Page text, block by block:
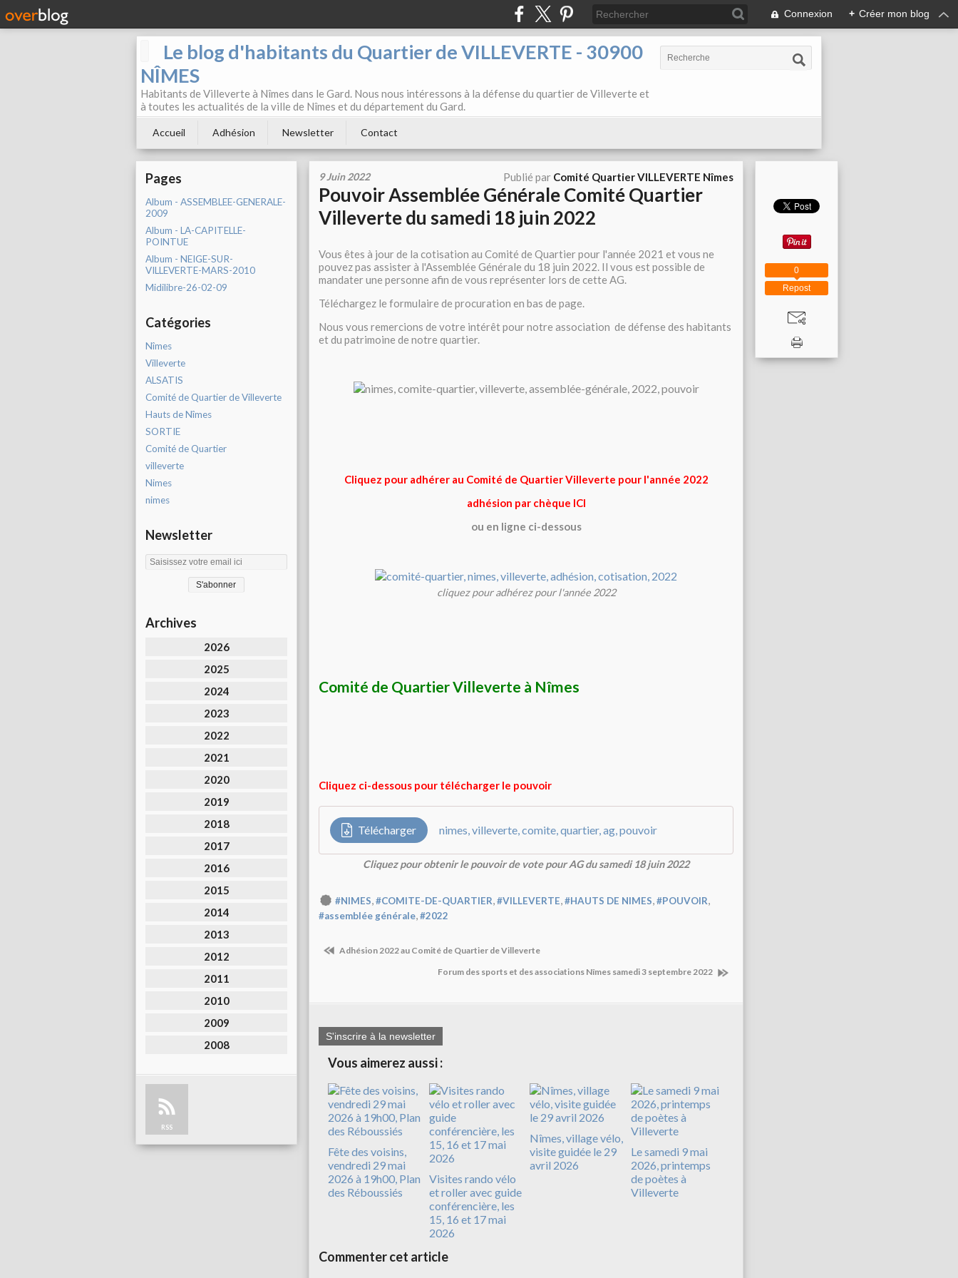
Connexion + Créer mon blog
Le blog d'habitants du Quartier de VILLEVERTE - 30900
NÎMES
Habitants de Villeverte à Nîmes dans le Gard. Nous nous intéressons à la défense du quartier de Villeverte et
à toutes les actualités de la ville de Nîmes et du département du Gard.
Accueil Adhésion Newsletter Contact
Pages
Album - ASSEMBLEE-GENERALE-
2009
Album - LA-CAPITELLE-
POINTUE
Album - NEIGE-SUR-
VILLEVERTE-MARS-2010
Midilibre-26-02-09
Catégories
Nîmes
Villeverte
ALSATIS
Comité de Quartier de Villeverte
Hauts de Nîmes
SORTIE
Comité de Quartier
villeverte
Nimes
nimes
Newsletter
Archives
2026
2025
2024
2023
2022
2021
2020
2019
2018
2017
2016
2015
2014
2013
2012
2011
2010
2009
2008
RSS
9 Juin 2022 Publié par Comité Quartier VILLEVERTE Nîmes
Pouvoir Assemblée Générale Comité Quartier
Villeverte du samedi 18 juin 2022
Vous êtes à jour de la cotisation au Comité de Quartier pour l'année 2021 et vous ne
pouvez pas assister à l'Assemblée Générale du 18 juin 2022. Il vous est possible de
mandater une personne afin de vous représenter lors de cette AG.
Téléchargez le formulaire de procuration en bas de page.
Nous vous remercions de votre intérêt pour notre association de défense des habitants
et du patrimoine de notre quartier.
Cliquez pour adhérer au Comité de Quartier Villeverte pour l'année 2022
adhésion par chèque ICI
ou en ligne ci-dessous
cliquez pour adhérez pour l'année 2022
Comité de Quartier Villeverte à Nîmes
Cliquez ci-dessous pour télécharger le pouvoir
Télécharger nimes, villeverte, comite, quartier, ag, pouvoir
Cliquez pour obtenir le pouvoir de vote pour AG du samedi 18 juin 2022
#NIMES,#COMITE-DE-QUARTIER,#VILLEVERTE,#HAUTS DE NIMES,#POUVOIR,
#assemblée générale,#2022
Adhésion 2022 au Comité de Quartier de Villeverte
Forum des sports et des associations Nîmes samedi 3 septembre 2022
S'inscrire à la newsletter
Vous aimerez aussi :
Fête des voisins,
vendredi 29 mai
2026 à 19h00, Plan
des Réboussiés
Visites rando vélo
et roller avec guide
conférencière, les
15, 16 et 17 mai
2026
Nîmes, village vélo,
visite guidée le 29
avril 2026
Le samedi 9 mai
2026, printemps
de poètes à
Villeverte
Commenter cet article
Repost
0